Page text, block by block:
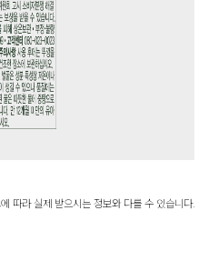
따라 실제 받으시는 정보와 다를 수 있습니다.